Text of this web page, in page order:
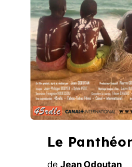
Le
de Jean Odoutan